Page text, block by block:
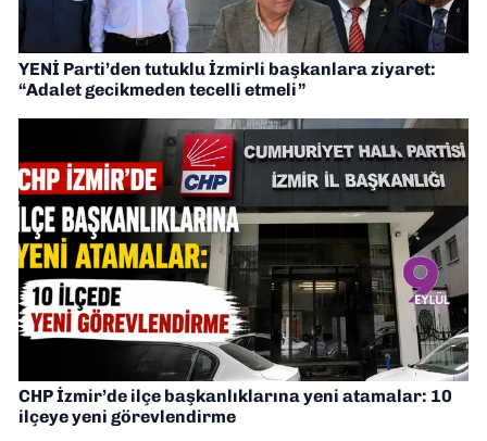
YENİ Parti’den tutuklu İzmirli başkanlara ziyaret:
“Adalet gecikmeden tecelli etmeli”
CHP İzmir’de ilçe başkanlıklarına yeni atamalar: 10
ilçeye yeni görevlendirme